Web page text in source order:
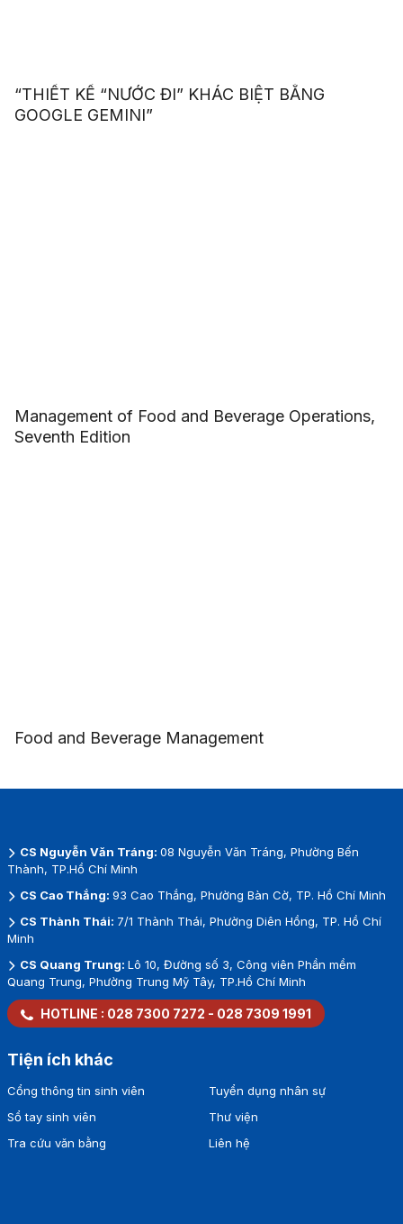
“THIẾT KẾ “NƯỚC ĐI” KHÁC BIỆT BẰNG
GOOGLE GEMINI”
Management of Food and Beverage Operations,
Seventh Edition
Food and Beverage Management
CS Nguyễn Văn Tráng: 08 Nguyễn Văn Tráng, Phường Bến
Thành, TP.Hồ Chí Minh
CS Cao Thắng: 93 Cao Thắng, Phường Bàn Cờ, TP. Hồ Chí Minh
CS Thành Thái: 7/1 Thành Thái, Phường Diên Hồng, TP. Hồ Chí
Minh
CS Quang Trung: Lô 10, Đường số 3, Công viên Phần mềm
Quang Trung, Phường Trung Mỹ Tây, TP.Hồ Chí Minh
HOTLINE : 028 7300 7272 - 028 7309 1991
Tiện ích khác
Cổng thông tin sinh viên
Sổ tay sinh viên
Tra cứu văn bằng
Tuyển dụng nhân sự
Thư viện
Liên hệ